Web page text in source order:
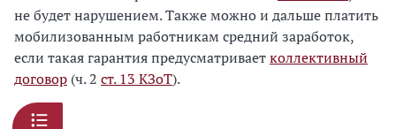
не будет нарушением. Также можно и дальше платить
мобилизованным работникам средний заработок,
если такая гарантия предусматриваетколлективный
договор (ч. 2 ст. 13 КЗоТ).